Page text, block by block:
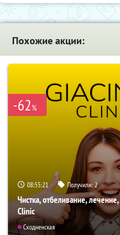
Похожие акции:
-62%
08:55:20 Получили:2
Чистка, отбеливание,
Clinic
Сходненская